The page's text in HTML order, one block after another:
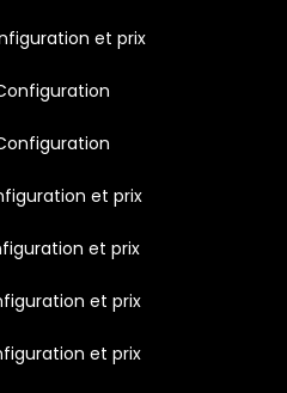
et prix
et prix
et prix
et prix
et prix